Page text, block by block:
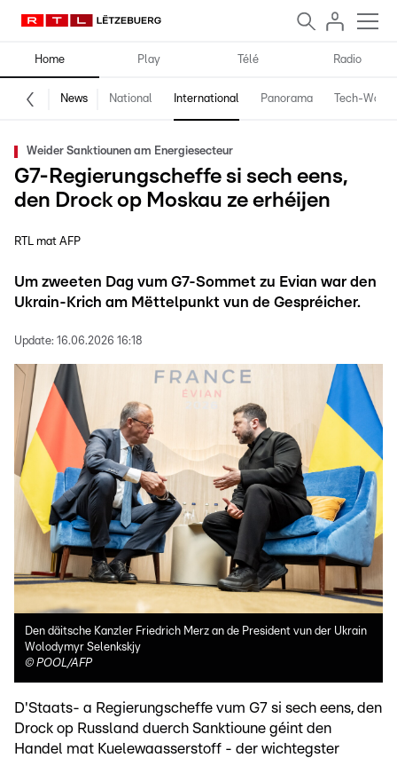
Home Play Télé Radio
News National International Panorama Tech-World
Weider Sanktiounen am Energiesecteur
G7-Regierungscheffe si sech eens,
den Drock op Moskau ze erhéijen
RTL mat AFP
Um zweeten Dag vum G7-Sommet zu Evian war den
Ukrain-Krich am Mëttelpunkt vun de Gespréicher.
Update: 16.06.2026 16:18
Den däitsche Kanzler Friedrich Merz an de President vun der Ukrain
Wolodymyr Selenkskjy
© POOL/AFP
D'Staats- a Regierungscheffe vum G7 si sech eens, den
Drock op Russland duerch Sanktioune géint den
Handel mat Kuelewaasserstoff - der wichtegster